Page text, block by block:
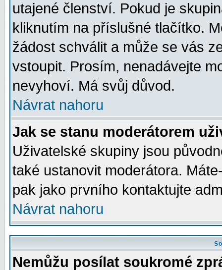
utajené členství. Pokud je
kliknutím na příslušné tlačítko.
žádost schválit a může se vás
vstoupit. Prosím, nenadávejte
nevyhoví. Má svůj důvod.
Návrat nahoru
Jak se stanu moderátorem
Uživatelské skupiny jsou
také ustanovit moderátora.
pak jako prvního kontaktujte
Návrat nahoru
Nemůžu posílat soukromé